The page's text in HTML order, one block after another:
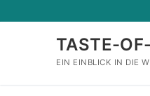
Inhalt
TASTE-
EIN EINBLICK IN DIE